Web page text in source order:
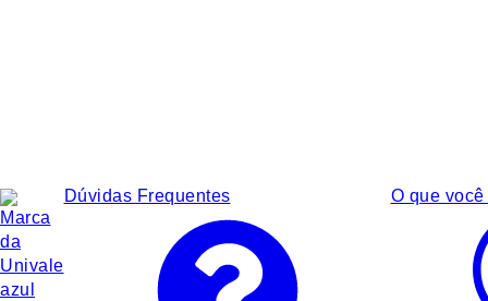
Dúvidas Frequentes O que